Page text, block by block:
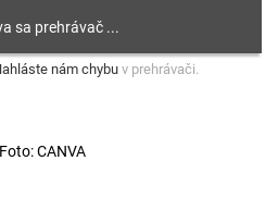
nám chybu v prehrávači.
CANVA